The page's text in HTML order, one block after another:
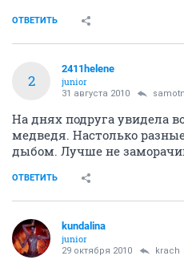
ОТВЕТИТЬ
2
2411helene
junior
31 августа 2010
На днях подруга увидела
медведя. Настолько
дыбом. Лучше не
ОТВЕТИТЬ
kundalina
junior
29 октября 2010 krach